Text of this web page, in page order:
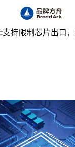
持限制芯片出口